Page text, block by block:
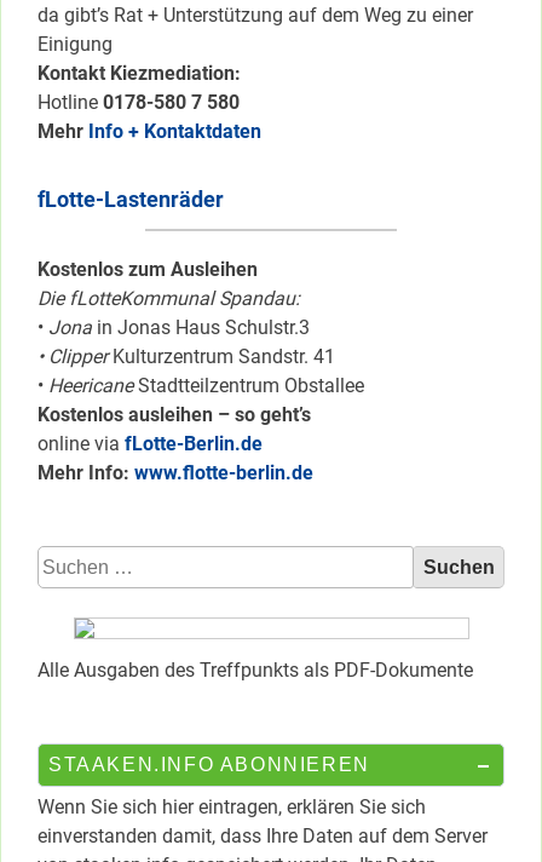
da gibt’s Rat + Unterstützung auf dem Weg zu einer
Einigung
Kontakt Kiezmediation:
Hotline 0178-580 7 580
Mehr Info + Kontaktdaten
fLotte-Lastenräder
Kostenlos zum Ausleihen
Die fLotteKommunal Spandau:
• Jona in Jonas Haus Schulstr.3
• ClipperKulturzentrum Sandstr. 41
• HeericaneStadtteilzentrum Obstallee
Kostenlos ausleihen – so geht’s
online via fLotte-Berlin.de
Mehr Info: www.flotte-berlin.de
Suchen
nach:
Alle Ausgaben des Treffpunkts als PDF-Dokumente
STAAKEN.INFO ABONNIEREN
Wenn Sie sich hier eintragen, erklären Sie sich
einverstanden damit, dass Ihre Daten auf dem Server